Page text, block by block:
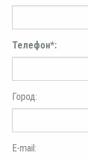
Телефон*:
Город:
E-mail: